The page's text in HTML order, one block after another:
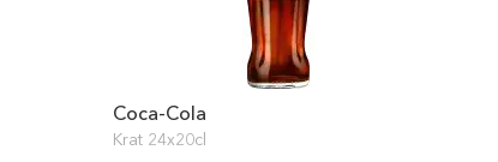
Coca-Cola
Krat 24x20cl